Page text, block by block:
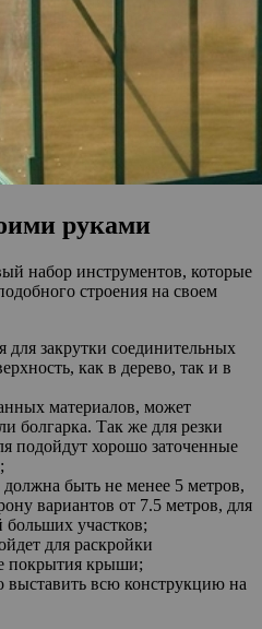
руками
набор инструментов, которые
строения на своем
для закрутки соединительных
как в дерево, так и в
материалов, может
болгарка. Так же для резки
подойдут хорошо заточенные
должна быть не менее 5 метров,
вариантов от 7.5 метров, для
участков;
для раскройки
покрытия крыши;
выставить всю конструкцию на